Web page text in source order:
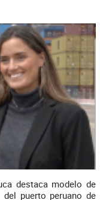
destaca modelo de
puerto peruano de